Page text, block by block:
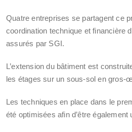
Quatre entreprises se partagent ce
coordination technique et financière
assurés par SGI.
L’extension du bâtiment est
les étages sur un sous-sol en gros-
Les techniques en place dans le
été optimisées afin d’être également